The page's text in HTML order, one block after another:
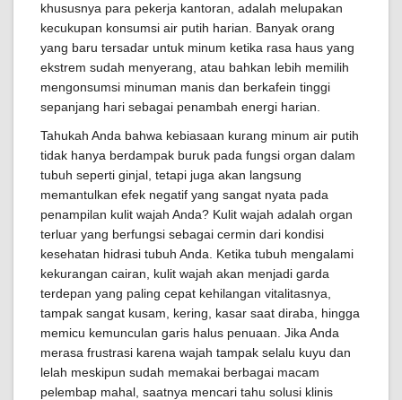
khususnya para pekerja kantoran, adalah melupakan
kecukupan konsumsi air putih harian. Banyak orang
yang baru tersadar untuk minum ketika rasa haus yang
ekstrem sudah menyerang, atau bahkan lebih memilih
mengonsumsi minuman manis dan berkafein tinggi
sepanjang hari sebagai penambah energi harian.
Tahukah Anda bahwa kebiasaan kurang minum air putih
tidak hanya berdampak buruk pada fungsi organ dalam
tubuh seperti ginjal, tetapi juga akan langsung
memantulkan efek negatif yang sangat nyata pada
penampilan kulit wajah Anda? Kulit wajah adalah organ
terluar yang berfungsi sebagai cermin dari kondisi
kesehatan hidrasi tubuh Anda. Ketika tubuh mengalami
kekurangan cairan, kulit wajah akan menjadi garda
terdepan yang paling cepat kehilangan vitalitasnya,
tampak sangat kusam, kering, kasar saat diraba, hingga
memicu kemunculan garis halus penuaan. Jika Anda
merasa frustrasi karena wajah tampak selalu kuyu dan
lelah meskipun sudah memakai berbagai macam
pelembap mahal, saatnya mencari tahu solusi klinis